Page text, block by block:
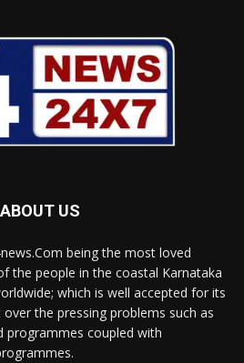
ABOUT US
being the most loved
the people in the coastal Karnataka
which is well accepted for its
the pressing problems such as
programmes coupled with